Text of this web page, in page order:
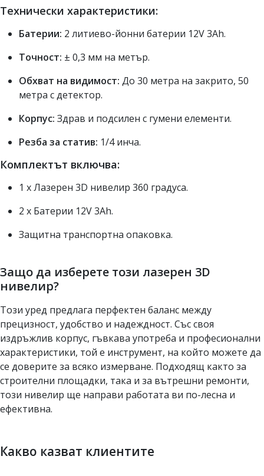
Технически характеристики:
Батерии: 2 литиево-йонни батерии 12V 3Ah.
Точност: ± 0,3 мм на метър.
Обхват на видимост: До 30 метра на закрито, 50
метра с детектор.
Корпус: Здрав и подсилен с гумени елементи.
Резба за статив: 1/4 инча.
Комплектът включва:
1 х Лазерен 3D нивелир 360 градуса.
2 х Батерии 12V 3Ah.
Защитна транспортна опаковка.
Защо да изберете този лазерен 3D
нивелир?
Този уред предлага перфектен баланс между
прецизност, удобство и надеждност. Със своя
издръжлив корпус, гъвкава употреба и професионални
характеристики, той е инструмент, на който можете да
се доверите за всяко измерване. Подходящ както за
строителни площадки, така и за вътрешни ремонти,
този нивелир ще направи работата ви по-лесна и
ефективна.
Какво казват клиентите